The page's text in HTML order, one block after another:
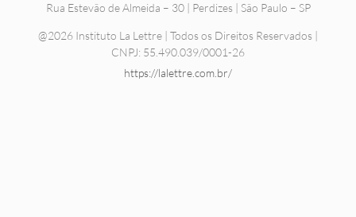
Rua Estevão de Almeida – 30 | Perdizes | São Paulo – SP
@2026 Instituto La Lettre | Todos os Direitos Reservados |
CNPJ: 55.490.039/0001-26
https://lalettre.com.br/